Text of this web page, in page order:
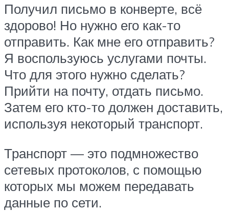
Получил письмо в конверте, всё
здорово! Но нужно его как-то
отправить. Как мне его отправить?
Я воспользуюсь услугами почты.
Что для этого нужно сделать?
Прийти на почту, отдать письмо.
Затем его кто-то должен доставить,
используя некоторый транспорт.
Транспорт — это подмножество
сетевых протоколов, с помощью
которых мы можем передавать
данные по сети.